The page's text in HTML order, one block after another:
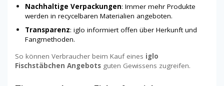
Nachhaltige Verpackungen: Immer mehr Produkte
werden in recycelbaren Materialien angeboten.
Transparenz: iglo informiert offen über Herkunft und
Fangmethoden.
So können Verbraucher beim Kauf eines iglo
Fischstäbchen Angebots guten Gewissens zugreifen.